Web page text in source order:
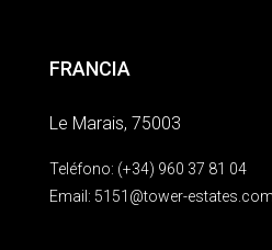
FRANCIA
Le Marais, 75003
Teléfono: (+34) 960 37 81 04
Email: 5151@tower-estates.com